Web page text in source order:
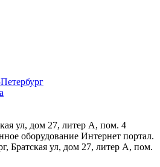
ул, дом 27, литер А, пом. 4
оборудование Интернет портал.
Братская ул, дом 27, литер А, пом.